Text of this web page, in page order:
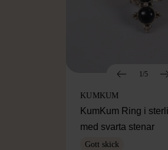
1/5
KUMKUM
KumKum Ring i
med svarta stenar
Gott skick